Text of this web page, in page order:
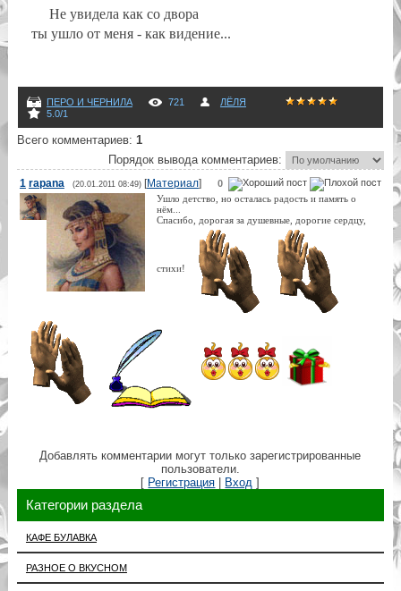
Не увидела как со двора
ты ушло от меня - как видение...
ПЕРО И ЧЕРНИЛА 721
ЛЁЛЯ
5.0/1
Всего комментариев: 1
Порядок вывода комментариев:
0
1 rapana (20.01.2011 08:49)[Материал]
Ушло детство, но осталась радость и память о
нём...
Спасибо, дорогая за душевные, дорогие сердцу,
стихи!
Добавлять комментарии могут только зарегистрированные
пользователи.
[ Регистрация | Вход ]
Категории раздела
КАФЕ БУЛАВКА
РАЗНОЕ О ВКУСНОМ